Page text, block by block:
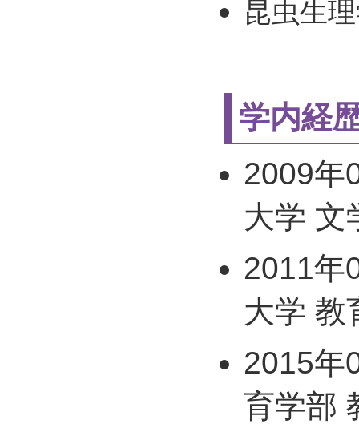
昆虫生
学内経
2009年
大学 文
2011年
大学 教
2015年
育学部